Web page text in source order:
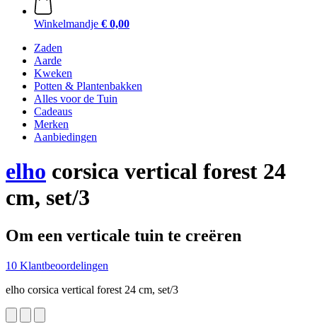
Winkelmandje € 0,00
Zaden
Aarde
Kweken
Potten & Plantenbakken
Alles voor de Tuin
Cadeaus
Merken
Aanbiedingen
elho corsica vertical forest 24
cm, set/3
Om een verticale tuin te creëren
10 Klantbeoordelingen
elho corsica vertical forest 24 cm, set/3